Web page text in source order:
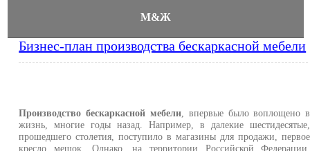
М&Ж
Бизнес-план производства бескаркасной мебели
Производство бескаркасной мебели, впервые было воплощено в
жизнь, многие годы назад. Например, в далекие шестидесятые,
прошедшего столетия, поступило в магазины для продажи, первое
кресло мешок. Однако, на территории Российской Федерации,